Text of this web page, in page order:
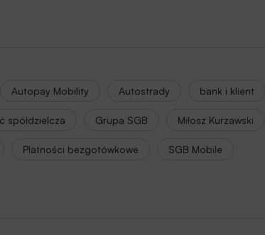
Autopay Mobility Autostrady bank i klient
spółdzielcza Grupa SGB Miłosz Kurzawski
Płatności bezgotówkowe SGB Mobile